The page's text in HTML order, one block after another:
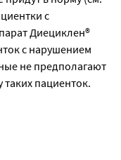
с
Диециклен®
с нарушением
не предполагают
пациенток.